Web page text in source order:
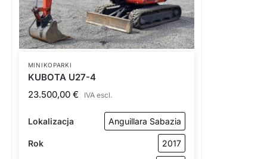
MINIKOPARKI
KUBOTA U27-4
23.500,00 € IVA escl.
Lokalizacja Anguillara Sabazia
Rok 2017